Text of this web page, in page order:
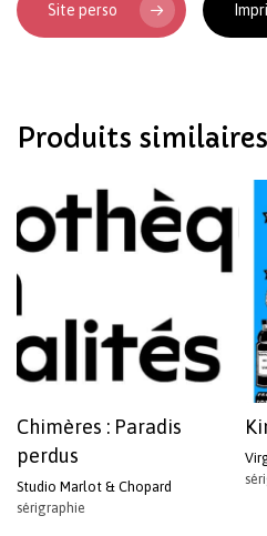
Revenir
Site perso
Produits similaires
Chimères : Paradis
perdus
Studio Marlot & Chopard
sérigraphie